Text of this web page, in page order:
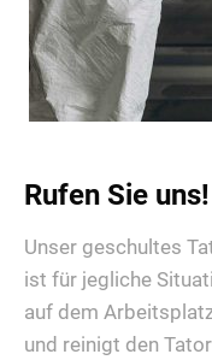
Rufen Sie uns!
Unser geschultes
ist für jegliche
auf dem
und reinigt den